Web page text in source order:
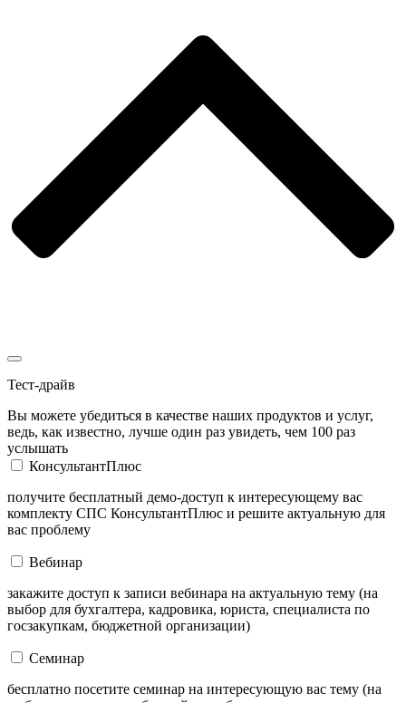
Тест-драйв
Вы можете убедиться в качестве наших продуктов и услуг,
ведь, как известно, лучше один раз увидеть, чем 100 раз
услышать
КонсультантПлюс
получите бесплатный демо-доступ к интересующему вас
комплекту СПС КонсультантПлюс и решите актуальную для
вас проблему
Вебинар
закажите доступ к записи вебинара на актуальную тему (на
выбор для бухгалтера, кадровика, юриста, специалиста по
госзакупкам, бюджетной организации)
Семинар
бесплатно посетите семинар на интересующую вас тему (на